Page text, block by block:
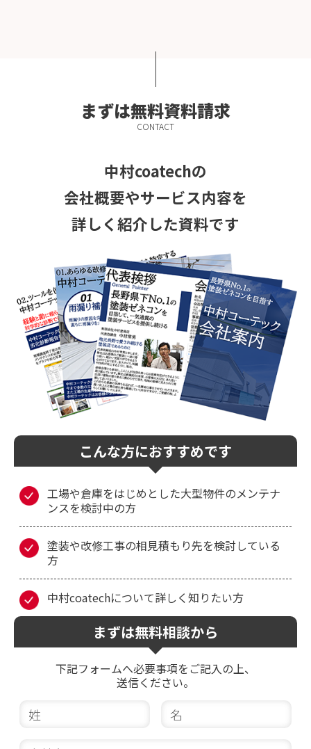
まずは無料資料請求
CONTACT
中村coatechの
会社概要やサービス内容を
詳しく紹介した資料です
こんな方におすすめです
工場や倉庫をはじめとした大型物件のメンテナ
ンスを検討中の方
塗装や改修工事の相見積もり先を検討している
方
中村coatechについて詳しく知りたい方
まずは無料相談から
下記フォームへ必要事項をご記入の上、
送信ください。